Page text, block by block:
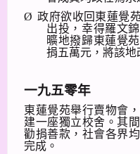
Ø 政府欲收回東蓮覺
出投，幸得羅文
曠地撥歸東蓮覺
捐五萬元，將該地
一九五零年
東蓮覺苑舉行賣物會
建一座獨立校舍。其
勸捐善款，社會各界
完成。